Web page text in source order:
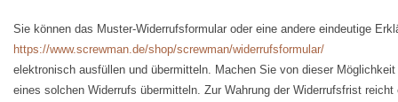
Sie können das Muster-Widerrufsformular oder eine andere eindeutige
https://www.screwman.de/shop/screwman/widerrufsformular/
elektronisch ausfüllen und übermitteln. Machen Sie von dieser
eines solchen Widerrufs übermitteln. Zur Wahrung der Widerrufsfrist